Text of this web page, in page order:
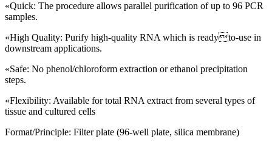
«Quick: The procedure allows parallel purification of up to 96 PCR
samples.
«High Quality: Purify high-quality RNA which is readyto-use in
downstream applications.
«Safe: No phenol/chloroform extraction or ethanol precipitation
steps.
«Flexibility: Available for total RNA extract from several types of
tissue and cultured cells
Format/Principle: Filter plate (96-well plate, silica membrane)